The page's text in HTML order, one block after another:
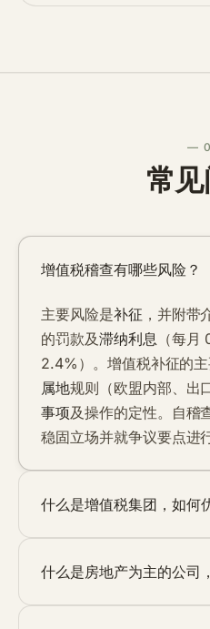
—
常
增值税稽查有哪些风险？
主要风险是补征 ，并附带
的罚款及滞纳利息 （每
2.4%）。增值税补征的
属地规则（欧盟内部、出
事项及操作的定性。自稽
稳固立场并就争议要点进
什么是增值税集团，如何
什么是房地产为主的公司